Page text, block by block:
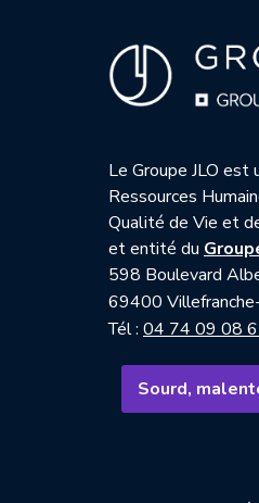
Le Groupe JLO est
Ressources
Qualité de Vie et
et entité du
598 Boulevard
69400
Tél : 04 74 09 08
Sourd,